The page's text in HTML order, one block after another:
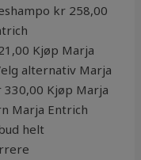
kr 258,00
Kjøp Marja
alternativ Marja
Kjøp Marja
Marja Entrich
helt